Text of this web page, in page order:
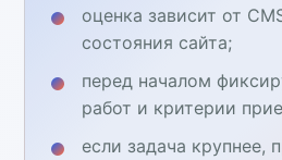
оценка зависит от
состояния сайта;
перед началом
работ и критерии
если задача крупнее,